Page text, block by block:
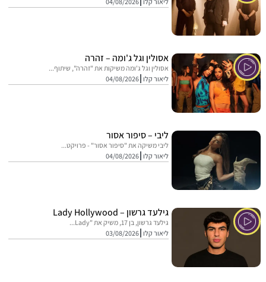
אסולין וגל ג'ומה – זהרה
אסולין וגל ג'ומה משיקות את "זהרה", שיתוף...
ליאור קלו 04/08/2026
ליבי – סיפור אסור
ליבי משיקה את "סיפור אסור" - פרויקט...
ליאור קלו 04/08/2026
גילעד גרשון – Lady Hollywood
גילעד גרשון, בן 17, משיק את "Lady...
ליאור קלו 03/08/2026